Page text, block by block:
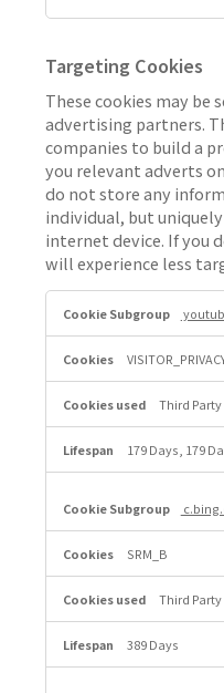
Targeting Cookies
These cookies may be
advertising partners.
companies to build a
you relevant adverts
do not store any
individual, but
internet device. If you
will experience less
T
r
n
C
s
Third Party
179 Days, 179
SRM_B
Third Party
389 Days